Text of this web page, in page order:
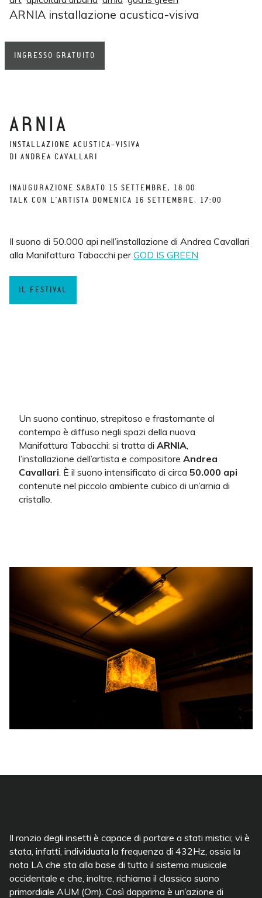
ARNIA installazione acustica-visiva
INGRESSO GRATUITO
ARNIA
INSTALLAZIONE ACUSTICA-VISIVA
DI ANDREA CAVALLARI
INAUGURAZIONE SABATO 15 SETTEMBRE, 18:00
TALK CON L'ARTISTA DOMENICA 16 SETTEMBRE, 17:00
Il suono di 50.000 api nell’installazione di Andrea Cavallari
alla Manifattura Tabacchi perGOD IS GREEN
IL FESTIVAL
Un suono continuo, strepitoso e frastornante al
contempo è diffuso negli spazi della nuova
Manifattura Tabacchi: si tratta di ARNIA,
l’installazione dell’artista e compositore Andrea
Cavallari. È il suono intensificato di circa 50.000 api
contenute nel piccolo ambiente cubico di un’arnia di
cristallo.
Il ronzio degli insetti è capace di portare a stati mistici; vi è
stata, infatti, individuata la frequenza di 432Hz, ossia la
nota LA che sta alla base di tutto il sistema musicale
occidentale e che, inoltre, richiama il classico suono
primordiale AUM (Om). Così dapprima è un’azione di